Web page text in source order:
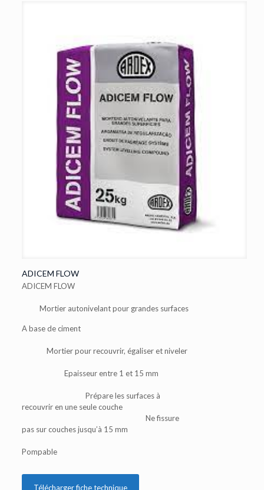
ADICEM FLOW
ADICEM FLOW
Mortier autonivelant pour grandes surfaces
A base de ciment
Mortier pour recouvrir, égaliser et niveler
Epaisseur entre 1 et 15 mm
Prépare les surfaces à
recouvrir en une seule couche
Ne fissure
pas sur couches jusqu’à 15 mm
Pompable
Télécharger fiche technique